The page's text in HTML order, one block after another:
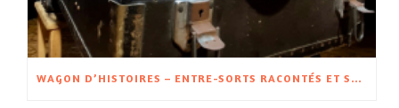
WAGON D’HISTOIRES – ENTRE-SORTS RACONTÉS ET SPECTACLE